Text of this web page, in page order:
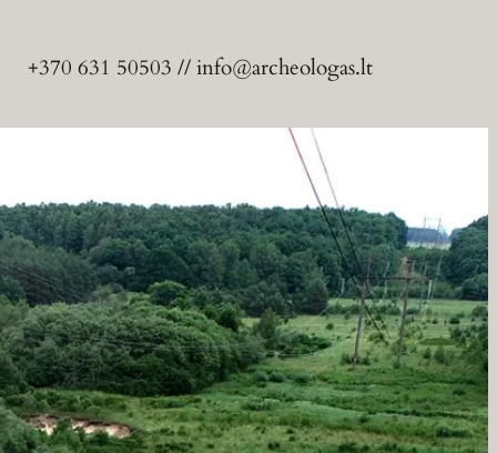
+370 631 50503 // info@archeologas.lt